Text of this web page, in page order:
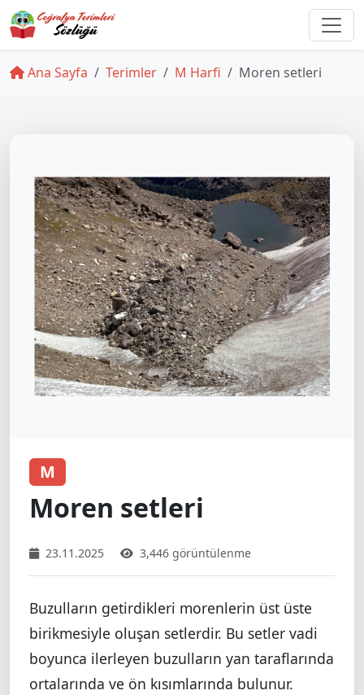
Ana Sayfa Terimler M Harfi Moren setleri
M
Moren setleri
23.11.2025 3,446 görüntülenme
Buzulların getirdikleri morenlerin üst üste
birikmesiyle oluşan setlerdir. Bu setler vadi
boyunca ilerleyen buzulların yan taraflarında
ortalarında ve ön kısımlarında bulunur.